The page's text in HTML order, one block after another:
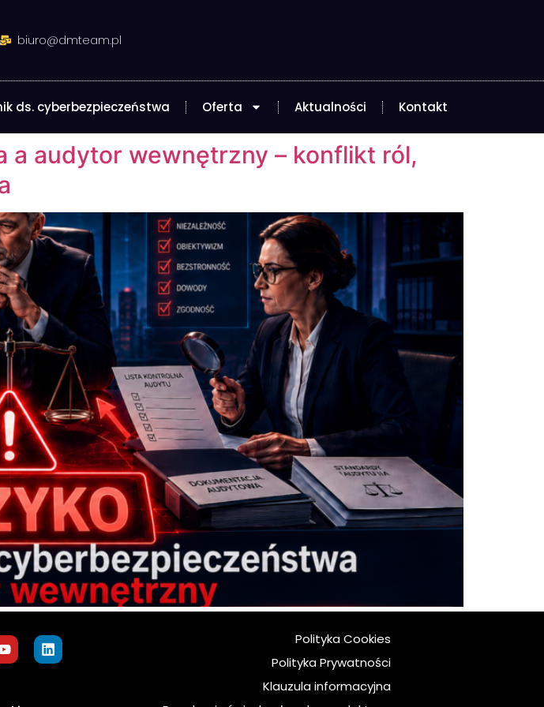
biuro@dmteam.pl
ds. cyberbezpieczeństwa Oferta Aktualności Kontakt
a audytor wewnętrzny – konflikt ról,
Polityka Cookies
Polityka Prywatności
Klauzula informacyjna